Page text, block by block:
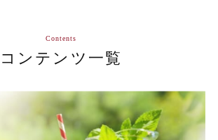
コンテンツ一覧
Contents